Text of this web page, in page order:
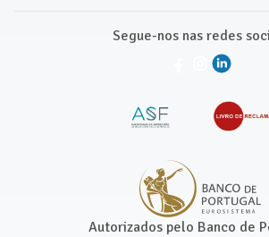
Autorizados pelo Banco de
Segue-nos nas redes